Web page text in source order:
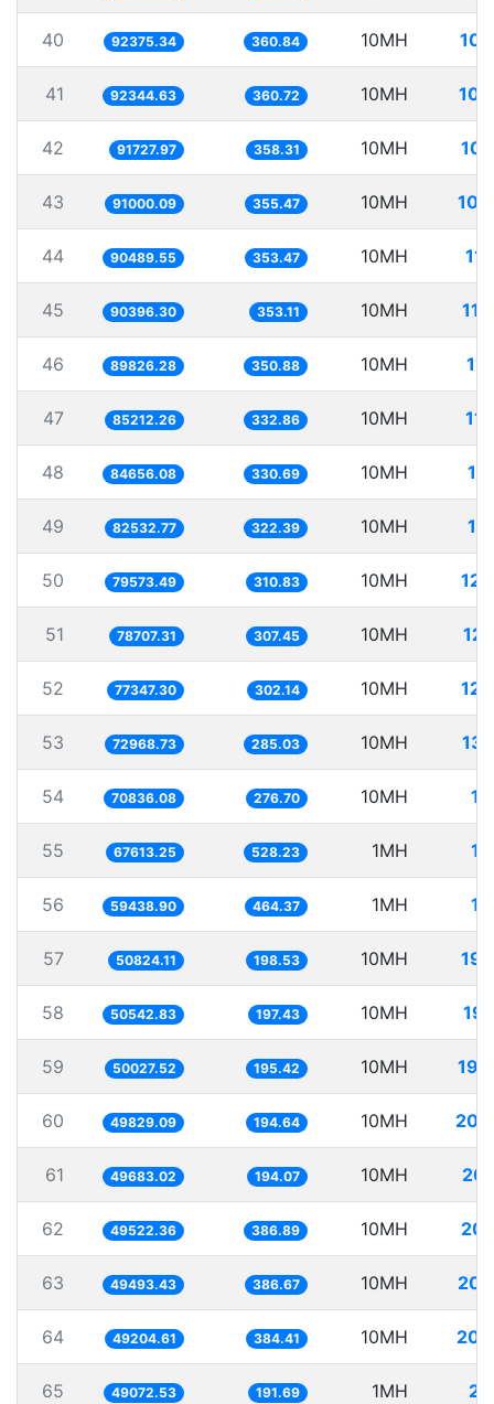
40 92375.34 360.84 10MH
41 92344.63 360.72 10MH
42 91727.97 358.31 10MH
43 91000.09 355.47 10MH
44 90489.55 353.47 10MH
45 90396.30 353.11 10MH
46 89826.28 350.88 10MH
47 85212.26 332.86 10MH
48 84656.08 330.69 10MH
49 82532.77 322.39 10MH
50 79573.49 310.83 10MH
51 78707.31 307.45 10MH
52 77347.30 302.14 10MH
53 72968.73 285.03 10MH
54 70836.08 276.70 10MH
55 67613.25 528.23 1MH
56 59438.90 464.37 1MH
57 50824.11 198.53 10MH
58 50542.83 197.43 10MH
59 50027.52 195.42 10MH
60 49829.09 194.64 10MH
61 49683.02 194.07 10MH
62 49522.36 386.89 10MH
63 49493.43 386.67 10MH
64 49204.61 384.41 10MH
65 49072.53 191.69 1MH